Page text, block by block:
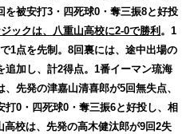
を被安打3・四死球0・奪三振8と好投
ックは、八重山高校に2-0で勝利 。1
1点を先制。8回裏には、途中出場の
追加し、計2得点。1番イーマン琉海
先発の津嘉山清喜郎が5回無失点、
0・四死球0・奪三振6と好投し、相
校は、先発の高木健汰郎が9回2失